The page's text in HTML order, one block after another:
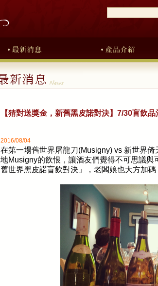
【猜對送獎金，新舊黑皮諾對決】7/30盲飲
2016/08/04
在第一場舊世界屠龍刀(Musigny) vs 新世界倚
地Musigny的飲恨，讓酒友們覺得不可思議與
舊世界黑皮諾盲飲對決」，老闆娘也大方加碼